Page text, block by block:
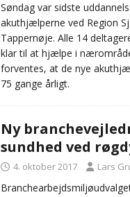
Søndag var sidste
akuthjælperne ved Region
Tappernøje. Alle 14
klar til at hjælpe i
forventes, at de nye
75 gange årligt.
Ny
sundhed ved
4. oktober 2017 Lars